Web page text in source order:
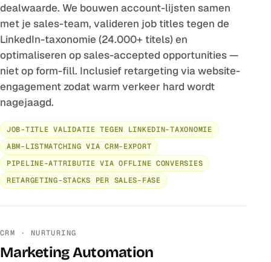
dealwaarde. We bouwen account-lijsten samen
met je sales-team, valideren job titles tegen de
LinkedIn-taxonomie (24.000+ titels) en
optimaliseren op sales-accepted opportunities —
niet op form-fill. Inclusief retargeting via website-
engagement zodat warm verkeer hard wordt
nagejaagd.
JOB-TITLE VALIDATIE TEGEN LINKEDIN-TAXONOMIE
ABM-LISTMATCHING VIA CRM-EXPORT
PIPELINE-ATTRIBUTIE VIA OFFLINE CONVERSIES
RETARGETING-STACKS PER SALES-FASE
CRM · NURTURING
Marketing Automation